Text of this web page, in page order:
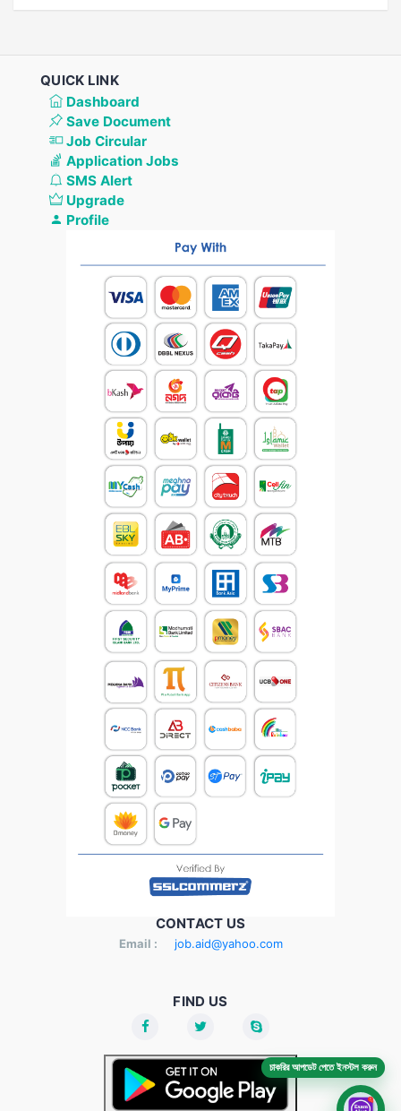
QUICK LINK
Dashboard
Save Document
Job Circular
Application Jobs
SMS Alert
Upgrade
Profile
CONTACT US
Email : job.aid@yahoo.com
FIND US
চাকরির আপডেট পেতে ইনস্টল করুন